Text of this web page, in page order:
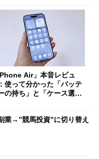
iPhone Air」本音レビュ
使って分かった「バッテ
の持ち」と「ケース選
業→”競馬投資”に切り替え